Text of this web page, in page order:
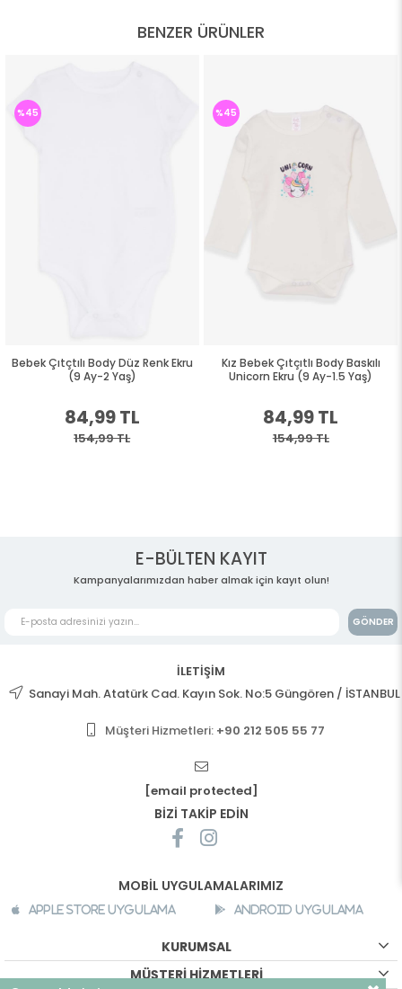
BENZER ÜRÜNLER
Bebek Çıtçtılı Body Düz Renk Ekru
(9 Ay-2 Yaş)
84,99 TL
154,99 TL
%45
Kız Bebek Çıtçıtlı Body Baskılı
Unicorn Ekru (9 Ay-1.5 Yaş)
84,99 TL
154,99 TL
%45
E-BÜLTEN KAYIT
Kampanyalarımızdan haber almak için kayıt olun!
GÖNDER
İLETİŞİM
Sanayi Mah. Atatürk Cad. Kayın Sok. No:5 Güngören / İSTANBUL
Müşteri Hizmetleri: +90 212 505 55 77
[email protected]
BİZİ TAKİP EDİN
MOBİL UYGULAMALARIMIZ
Apple Store Uygulama Android Uygulama
KURUMSAL
MÜŞTERİ HİZMETLERİ